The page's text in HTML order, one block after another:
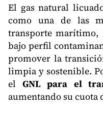
El gas natural
como una de las
transporte marítimo,
bajo perfil
promover la
limpia y sostenible.
el GNL para el
aumentando su cuota